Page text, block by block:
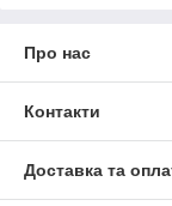
Про нас
Контакти
Доставка та